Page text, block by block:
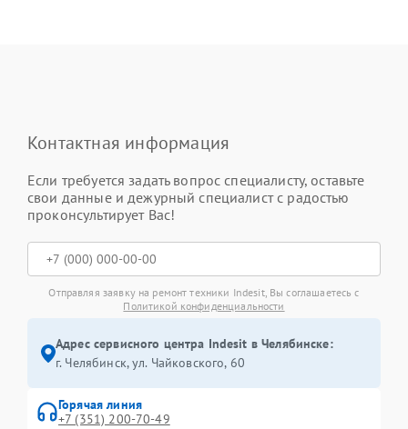
Контактная информация
Если требуется задать вопрос специалисту, оставьте
свои данные и дежурный специалист с радостью
проконсультирует Вас!
Отправляя заявку на ремонт техники Indesit, Вы соглашаетесь с
Политикой конфиденциальности
Адрес сервисного центра Indesit в Челябинске:
г. Челябинск, ул. Чайковского, 60
Горячая линия
+7 (351) 200-70-49